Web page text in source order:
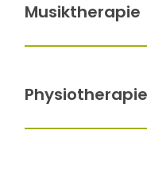
Musiktherapie
Physiotherapie